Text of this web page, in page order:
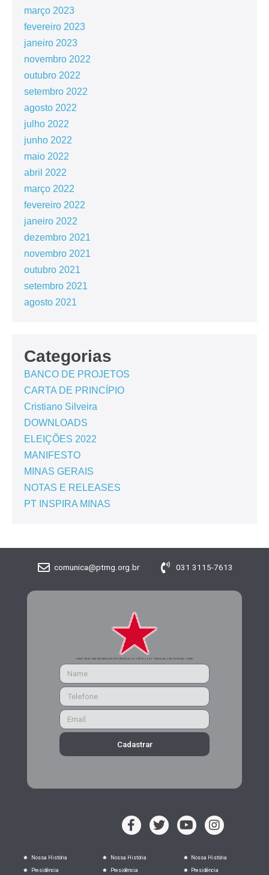
março 2023
fevereiro 2023
janeiro 2023
novembro 2022
outubro 2022
setembro 2022
agosto 2022
julho 2022
junho 2022
maio 2022
abril 2022
março 2022
fevereiro 2022
janeiro 2022
dezembro 2021
novembro 2021
outubro 2021
setembro 2021
agosto 2021
Categorias
BANCO DE PROJETOS
CARTA DE PRINCÍPIO
Cristiano Silveira
DOWNLOADS
ELEIÇÕES 2022
MANIFESTO
MINAS GERAIS
NOTAS E RELEASES
PT INSPIRA MINAS
comunica@ptmg.org.br 031 3115-7613
CADASTRE-SE PARA RECEBER MAIS INFORMAÇÕES DO PARTIDO DOS TRABALHADORES DE MINAS GERAIS
Cadastrar
Nossa História
Presidência
Nossa História
Presidência
Nossa História
Presidência